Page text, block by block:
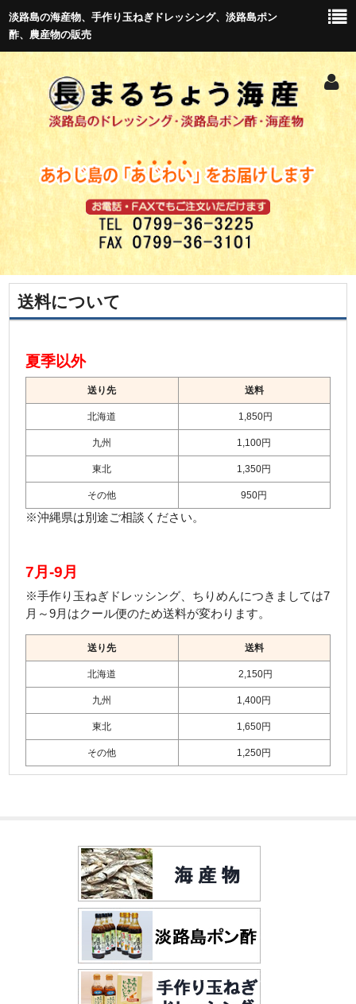
淡路島の海産物、手作り玉ねぎドレッシング、淡路島ポン
酢、農産物の販売
トップ
お知らせ
お客様の声
送料について
カートの中を見る
送料について
夏季以外
送り先 送料
北海道 1,850円
九州 1,100円
東北 1,350円
その他 950円
※沖縄県は別途ご相談ください。
7月-9月
※手作り玉ねぎドレッシング、ちりめんにつきましては7
月～9月はクール便のため送料が変わります。
送り先 送料
北海道 2,150円
九州 1,400円
東北 1,650円
その他 1,250円